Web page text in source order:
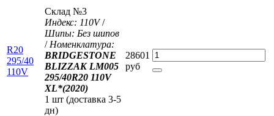
R20
295/40
110V
Склад №3
Индекс: 110V/
Шипы: Без шипов
/ Номенклатура:
BRIDGESTONE
BLIZZAK LM005
295/40R20 110V
XL*(2020)
1 шт (доставка 3-5
дн)
28601
руб